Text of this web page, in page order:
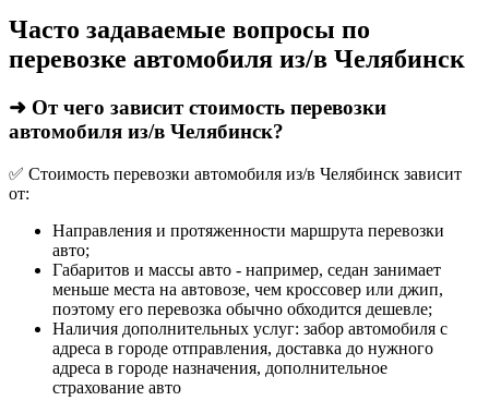
Часто задаваемые вопросы по
перевозке автомобиля из/в Челябинск
➜ От чего зависит стоимость перевозки
автомобиля из/в Челябинск?
✅ Стоимость перевозки автомобиля из/в Челябинск зависит
от:
Направления и протяженности маршрута перевозки
авто;
Габаритов и массы авто - например, седан занимает
меньше места на автовозе, чем кроссовер или джип,
поэтому его перевозка обычно обходится дешевле;
Наличия дополнительных услуг: забор автомобиля с
адреса в городе отправления, доставка до нужного
адреса в городе назначения, дополнительное
страхование авто